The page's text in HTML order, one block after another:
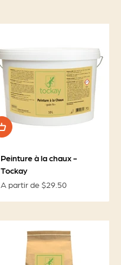
Peinture à la chaux -
Tockay
Prix de vente
A partir de $29.50